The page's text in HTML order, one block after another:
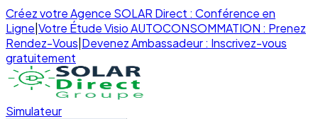
Créez votre Agence SOLAR Direct : Conférence en
Ligne Votre Étude Visio AUTOCONSOMMATION : Prenez
Rendez-Vous Devenez Ambassadeur : Inscrivez-vous
gratuitement
Simulateur